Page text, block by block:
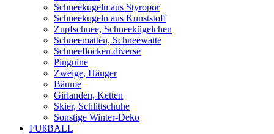
Schneekugeln aus Styropor
Schneekugeln aus Kunststoff
Zupfschnee, Schneekügelchen
Schneematten, Schneewatte
Schneeflocken diverse
Pinguine
Zweige, Hänger
Bäume
Girlanden, Ketten
Skier, Schlittschuhe
Sonstige Winter-Deko
FUßBALL